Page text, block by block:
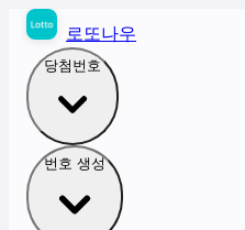
로또나우
당첨번호
번호 생성